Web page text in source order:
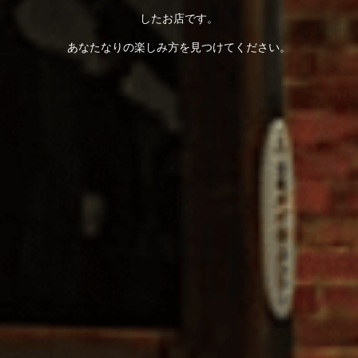
したお店です。
あなたなりの楽しみ方を見つけてください。